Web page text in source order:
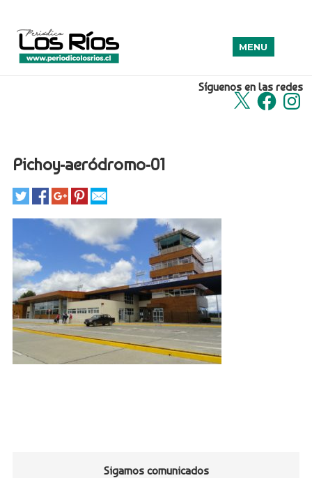
Síguenos en las redes
X Facebook
MENU
Pichoy-aeródromo-01
Sigamos comunicados